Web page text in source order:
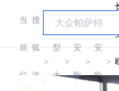
当
前
位
搜
狐
汽
＞
车
型
大
＞
长
安
欧
＞
长
安
欧
＞